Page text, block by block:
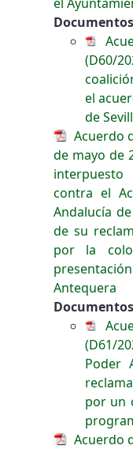
(D60/
el
de
Acuerdo
de mayo de
contra el
Andalucía
de su
por la
Antequera
(D61/
Poder
por un
Acuerdo